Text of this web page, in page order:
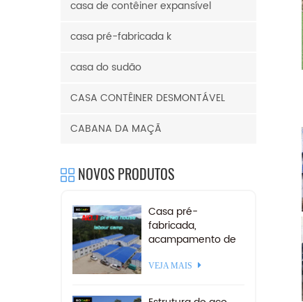
casa de contêiner expansível
casa pré-fabricada k
casa do sudão
CASA CONTÊINER DESMONTÁVEL
CABANA DA MAÇÃ
NOVOS PRODUTOS
Casa pré-
fabricada,
acampamento de
acomodação,
pré-fabricado para
VEJA MAIS